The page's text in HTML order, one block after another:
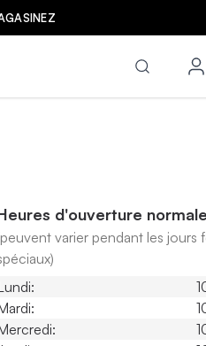
d'ouverture
varier pendant les jours